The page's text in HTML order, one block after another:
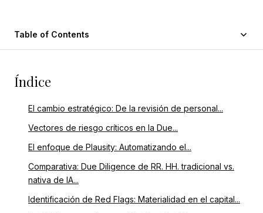
Table of Contents
Índice
El cambio estratégico: De la revisión de personal...
Vectores de riesgo críticos en la Due...
El enfoque de Plausity: Automatizando el...
Comparativa: Due Diligence de RR. HH. tradicional vs.
nativa de IA...
Identificación de Red Flags: Materialidad en el capital...